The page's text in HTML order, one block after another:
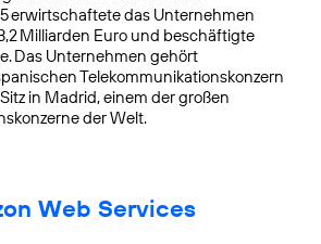
erwirtschaftete das Unternehmen
Milliarden Euro und beschäftigte
Das Unternehmen gehört
Telekommunikationskonzern
in Madrid, einem der großen
der Welt.
Web Services